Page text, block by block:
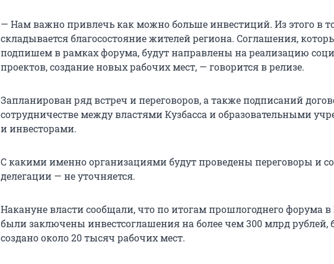
— Нам важно привлечь как можно больше инвестиций. Из этого в
складывается благосостояние жителей региона. Соглашения,
подпишем в рамках форума, будут направлены на реализацию
проектов, создание новых рабочих мест, — говорится в релизе.
Запланирован ряд встреч и переговоров, а также подписаний
сотрудничестве между властями Кузбасса и образовательными
и инвесторами.
С какими именно организациями будут проведены переговоры и
делегации — не уточняется.
Накануне власти сообщали, что по итогам прошлогоднего форума в
были заключены инвестсоглашения на более чем 300 млрд рублей,
создано около 20 тысяч рабочих мест.